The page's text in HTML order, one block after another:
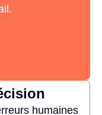
humaines